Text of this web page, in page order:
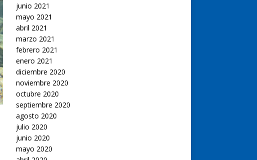
junio 2021
mayo 2021
abril 2021
marzo 2021
febrero 2021
enero 2021
diciembre 2020
noviembre 2020
octubre 2020
septiembre 2020
agosto 2020
julio 2020
junio 2020
mayo 2020